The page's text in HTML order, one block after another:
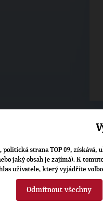
politická strana TOP 09,
jaký obsah je zajímá). K
uživatele, který vyjádříte
Odmítnout všechny